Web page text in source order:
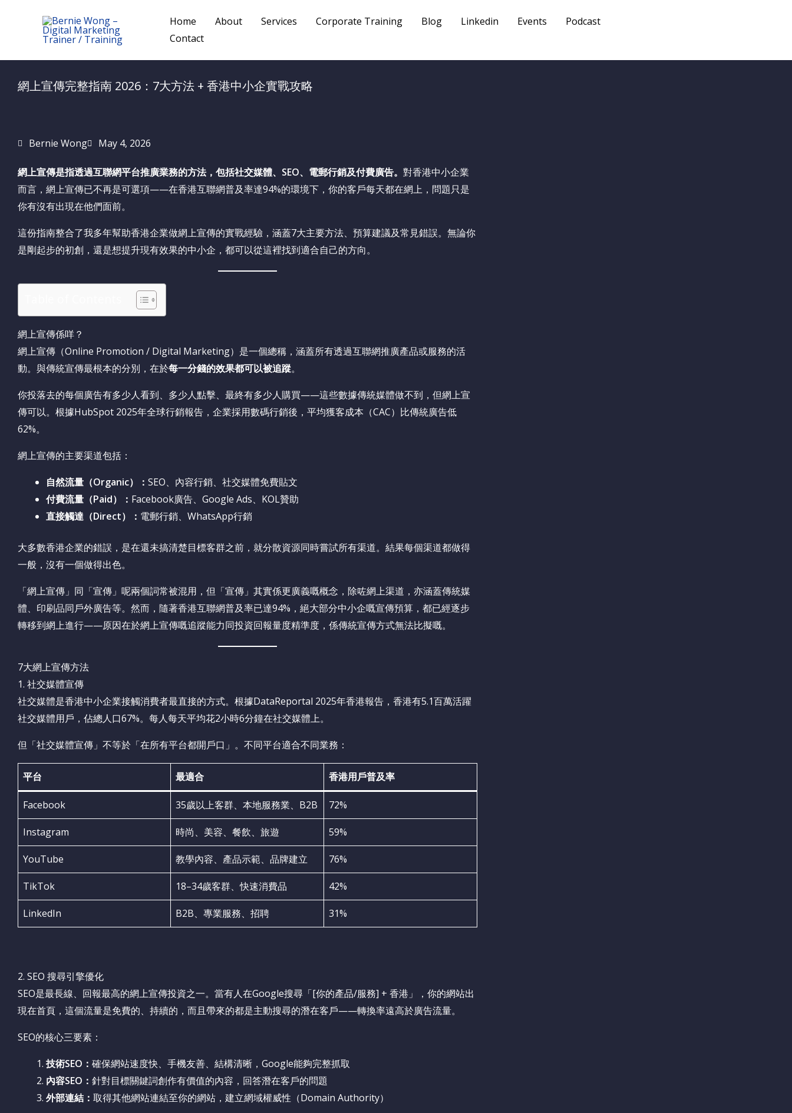
Home About Services Corporate Training Blog Linkedin Events
Podcast
Contact
網上宣傳完整指南 2026：7大方法 + 香港中小企實戰攻略
Bernie Wong May 4, 2026
網上宣傳是指透過互聯網平台推廣業務的方法，包括社交媒體、SEO、電郵行銷及付費廣告。 對香港中小企業
而言，網上宣傳已不再是可選項——在香港互聯網普及率達94%的環境下，你的客戶每天都在網上，問題只是
你有沒有出現在他們面前。
這份指南整合了我多年幫助香港企業做網上宣傳的實戰經驗，涵蓋7大主要方法、預算建議及常見錯誤。無論你
是剛起步的初創，還是想提升現有效果的中小企，都可以從這裡找到適合自己的方向。
網上宣傳係咩？
網上宣傳（Online Promotion / Digital Marketing）是一個總稱，涵蓋所有透過互聯網推廣產品或服務的活
動。與傳統宣傳最根本的分別，在於每一分錢的效果都可以被追蹤。
你投落去的每個廣告有多少人看到、多少人點擊、最終有多少人購買——這些數據傳統媒體做不到，但網上宣
傳可以。根據HubSpot 2025年全球行銷報告，企業採用數碼行銷後，平均獲客成本（CAC）比傳統廣告低
62%。
網上宣傳的主要渠道包括：
自然流量（Organic）： SEO、內容行銷、社交媒體免費貼文
付費流量（Paid）： Facebook廣告、Google Ads、KOL贊助
直接觸達（Direct）： 電郵行銷、WhatsApp行銷
大多數香港企業的錯誤，是在還未搞清楚目標客群之前，就分散資源同時嘗試所有渠道。結果每個渠道都做得
一般，沒有一個做得出色。
「網上宣傳」同「宣傳」呢兩個詞常被混用，但「宣傳」其實係更廣義嘅概念，除咗網上渠道，亦涵蓋傳統媒
體、印刷品同戶外廣告等。然而，隨著香港互聯網普及率已達94%，絕大部分中小企嘅宣傳預算，都已經逐步
轉移到網上進行——原因在於網上宣傳嘅追蹤能力同投資回報量度精準度，係傳統宣傳方式無法比擬嘅。
7大網上宣傳方法
1. 社交媒體宣傳
社交媒體是香港中小企業接觸消費者最直接的方式。根據DataReportal 2025年香港報告，香港有5.1百萬活躍
社交媒體用戶，佔總人口67%。每人每天平均花2小時6分鐘在社交媒體上。
但「社交媒體宣傳」不等於「在所有平台都開戶口」。不同平台適合不同業務：
平台 最適合 香港用戶普及率
Facebook 35歲以上客群、本地服務業、B2B 72%
Instagram 時尚、美容、餐飲、旅遊 59%
YouTube 教學內容、產品示範、品牌建立 76%
TikTok 18–34歲客群、快速消費品 42%
LinkedIn B2B、專業服務、招聘 31%
2. SEO 搜尋引擎優化
SEO是最長線、回報最高的網上宣傳投資之一。當有人在Google搜尋「[你的產品/服務] + 香港」，你的網站出
現在首頁，這個流量是免費的、持續的，而且帶來的都是主動搜尋的潛在客戶——轉換率遠高於廣告流量。
SEO的核心三要素：
技術SEO： 確保網站速度快、手機友善、結構清晰，Google能夠完整抓取
內容SEO： 針對目標關鍵詞創作有價值的內容，回答潛在客戶的問題
外部連結： 取得其他網站連結至你的網站，建立網域權威性（Domain Authority）